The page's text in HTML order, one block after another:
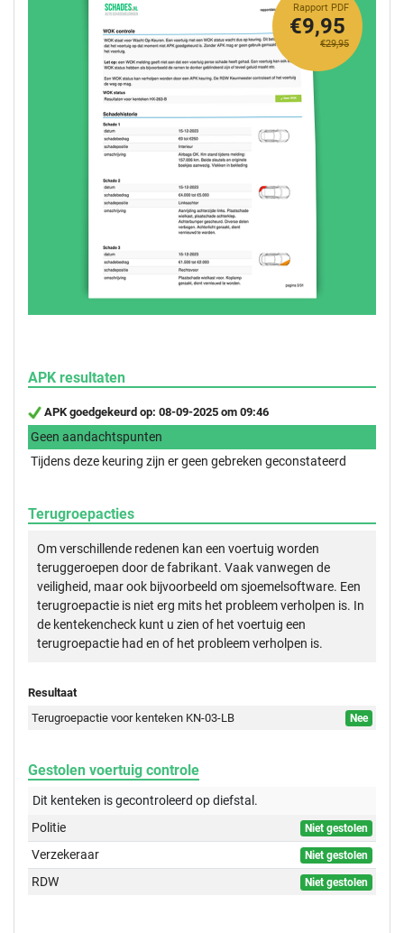
Rapport PDF
€29,95
€9,95
APK resultaten
APK goedgekeurd op: 08-09-2025 om 09:46
Geen aandachtspunten
Tijdens deze keuring zijn er geen gebreken geconstateerd
Terugroepacties
Om verschillende redenen kan een voertuig worden
teruggeroepen door de fabrikant. Vaak vanwegen de
veiligheid, maar ook bijvoorbeeld om sjoemelsoftware. Een
terugroepactie is niet erg mits het probleem verholpen is. In
de kentekencheck kunt u zien of het voertuig een
terugroepactie had en of het probleem verholpen is.
Resultaat
Terugroepactie voor kenteken KN-03-LB
Nee
Gestolen voertuig controle
Dit kenteken is gecontroleerd opdiefstal.
Politie
Niet gestolen
Verzekeraar Niet gestolen
RDW Niet gestolen